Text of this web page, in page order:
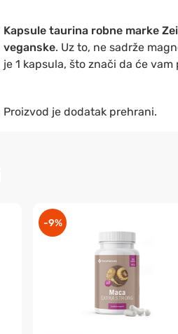
Kapsule taurina robne marke
veganske. Uz to, ne sadrže
je 1 kapsula, što znači da će
Proizvod je dodatak prehrani.
-9%